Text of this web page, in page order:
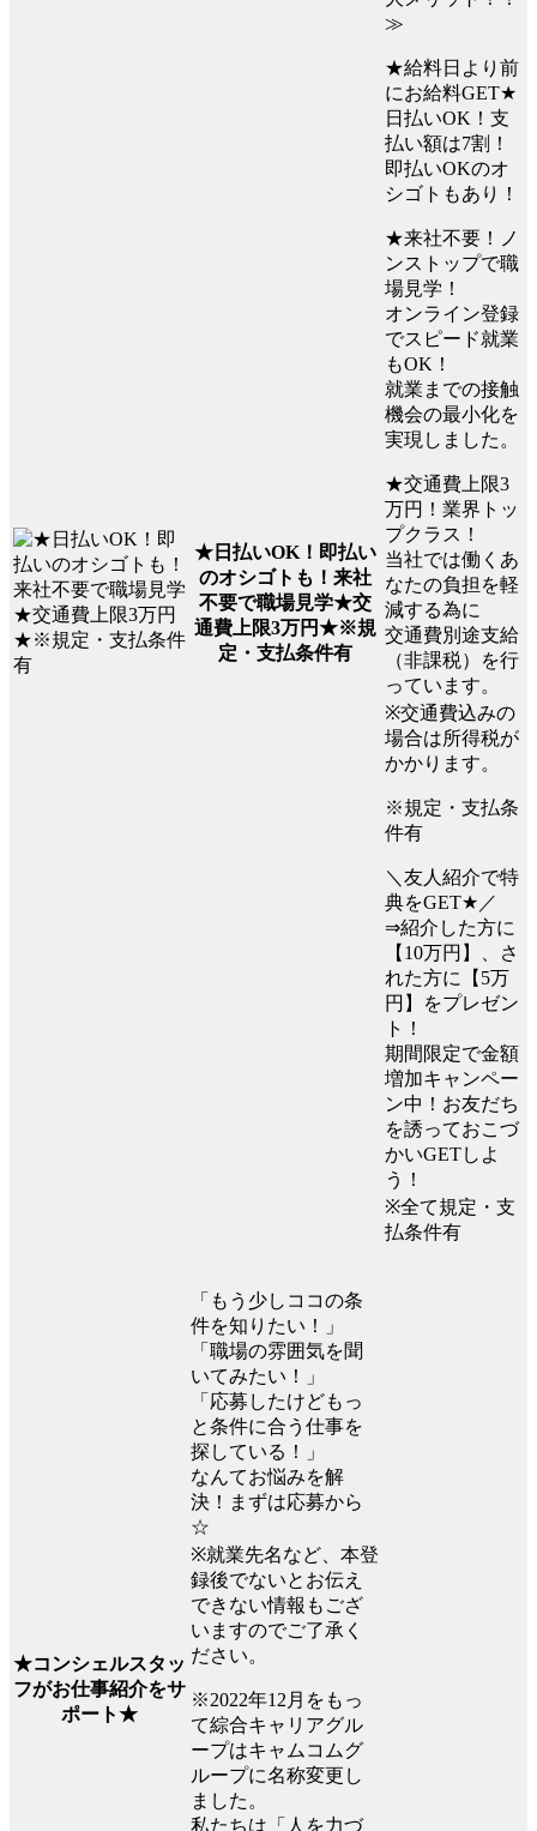
★日払いOK！即払い
のオシゴトも！来社
不要で職場見学★交
通費上限3万円★※規
定・支払条件有
≫
★給料日より前
にお給料GET★
日払いOK！支
払い額は7割！
即払いOKのオ
シゴトもあり！
★来社不要！ノ
ンストップで職
場見学！
オンライン登録
でスピード就業
もOK！
就業までの接触
機会の最小化を
実現しました。
★交通費上限3
万円！業界トッ
プクラス！
当社では働くあ
なたの負担を軽
減する為に
交通費別途支給
（非課税）を行
っています。
※交通費込みの
場合は所得税が
かかります。
※規定・支払条
件有
＼友人紹介で特
典をGET★／
⇒紹介した方に
【10万円】、さ
れた方に【5万
円】をプレゼン
ト！
期間限定で金額
増加キャンペー
ン中！お友だち
を誘っておこづ
かいGETしよ
う！
※全て規定・支
払条件有
★コンシェルスタッ
フがお仕事紹介をサ
ポート★
「もう少しココの条
件を知りたい！」
「職場の雰囲気を聞
いてみたい！」
「応募したけどもっ
と条件に合う仕事を
探している！」
なんてお悩みを解
決！まずは応募から
☆
※就業先名など、本登
録後でないとお伝え
できない情報もござ
いますのでご了承く
ださい。
※2022年12月をもっ
て綜合キャリアグル
ープはキャムコムグ
ループに名称変更し
ました。
私たちは「人を力づ